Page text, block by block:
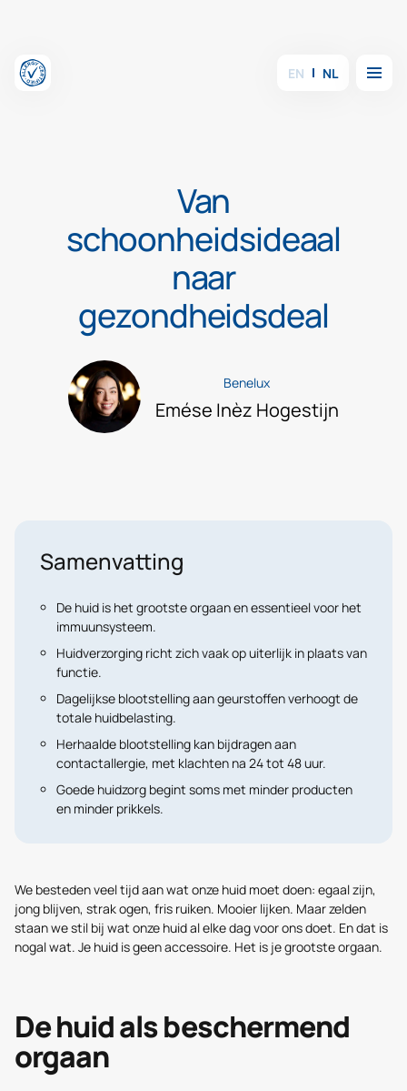
EN NL Menu
Van
schoonheidsideaal
naar
gezondheidsdeal
Benelux
Emése Inèz Hogestijn
Samenvatting
De huid is het grootste orgaan en essentieel voor het
immuunsysteem.
Huidverzorging richt zich vaak op uiterlijk in plaats van
functie.
Dagelijkse blootstelling aan geurstoffen verhoogt de
totale huidbelasting.
Herhaalde blootstelling kan bijdragen aan
contactallergie, met klachten na 24 tot 48 uur.
Goede huidzorg begint soms met minder producten
en minder prikkels.
We besteden veel tijd aan wat onze huid moet doen: egaal zijn,
jong blijven, strak ogen, fris ruiken. Mooier lijken. Maar zelden
staan we stil bij wat onze huid al elke dag voor ons doet. En dat is
nogal wat. Je huid is geen accessoire. Het is je grootste orgaan.
De huid als beschermend
orgaan